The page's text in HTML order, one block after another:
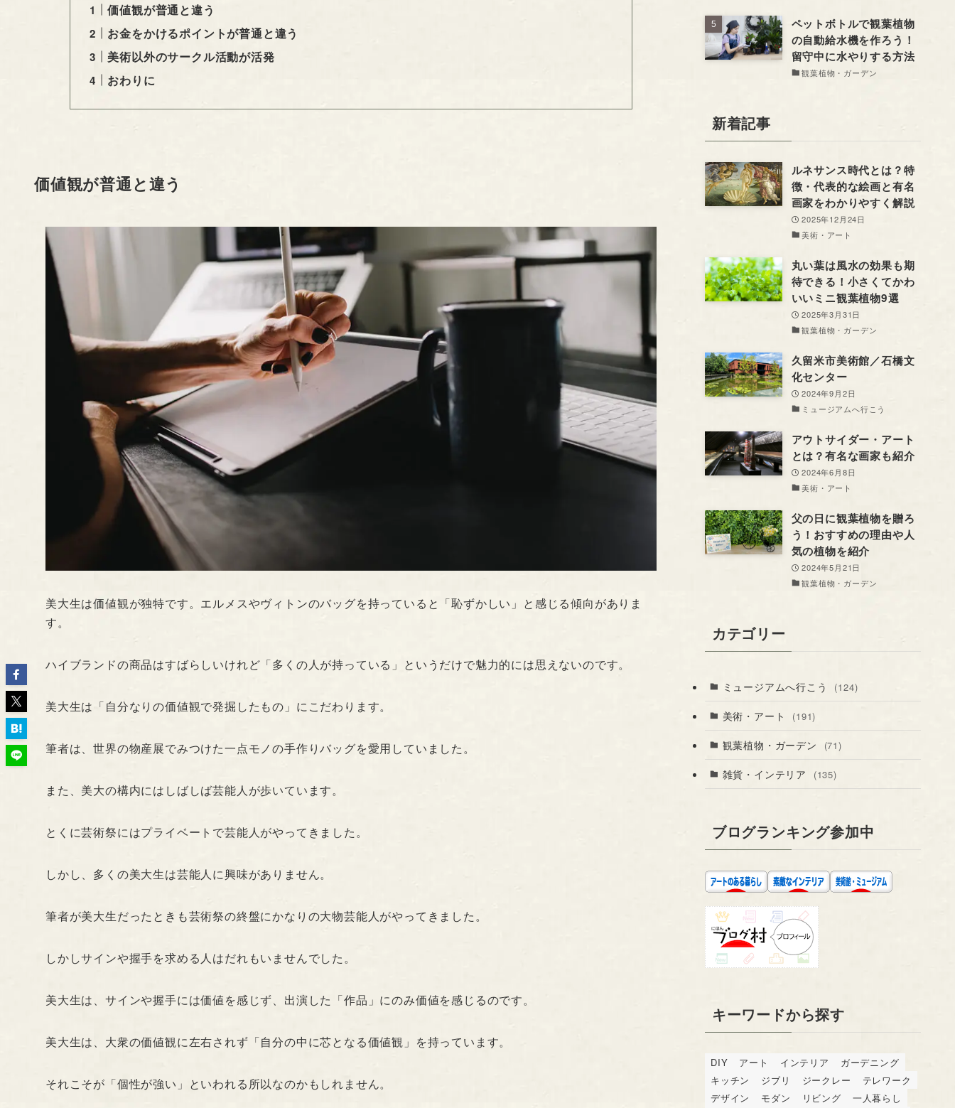
価値観が普通と違う
お金をかけるポイントが普通と違う
美術以外のサークル活動が活発
おわりに
価値観が普通と違う
美大生は価値観が独特です。エルメスやヴィトンのバッグを持っていると「恥ずかしい」と感じる傾向がありま
す。
ハイブランドの商品はすばらしいけれど「多くの人が持っている」というだけで魅力的には思えないのです。
美大生は「自分なりの価値観で発掘したもの」にこだわります。
筆者は、世界の物産展でみつけた一点モノの手作りバッグを愛用していました。
また、美大の構内にはしばしば芸能人が歩いています。
とくに芸術祭にはプライベートで芸能人がやってきました。
しかし、多くの美大生は芸能人に興味がありません。
筆者が美大生だったときも芸術祭の終盤にかなりの大物芸能人がやってきました。
しかしサインや握手を求める人はだれもいませんでした。
美大生は、サインや握手には価値を感じず、出演した「作品」にのみ価値を感じるのです。
美大生は、大衆の価値観に左右されず「自分の中に芯となる価値観」を持っています。
それこそが「個性が強い」といわれる所以なのかもしれません。
ペットボトルで観葉植物
の自動給水機を作ろう！
留守中に水やりする方法
観葉植物・ガーデン
新着記事
ルネサンス時代とは？特
徴・代表的な絵画と有名
画家をわかりやすく解説
2025年12月24日
美術・アート
丸い葉は風水の効果も期
待できる！小さくてかわ
いいミニ観葉植物9選
2025年3月31日
観葉植物・ガーデン
久留米市美術館／石橋文
化センター
2024年9月2日
ミュージアムへ行こう
アウトサイダー・アート
とは？有名な画家も紹介
2024年6月8日
美術・アート
父の日に観葉植物を贈ろ
う！おすすめの理由や人
気の植物を紹介
2024年5月21日
観葉植物・ガーデン
カテゴリー
ミュージアムへ行こう (124)
美術・アート (191)
観葉植物・ガーデン (71)
雑貨・インテリア (135)
ブログランキング参加中
キーワードから探す
DIY アート インテリア
ガーデニング
キッチン
ジブリ ジークレー
テレワーク
デザイン
モダン リビング
一人暮らし